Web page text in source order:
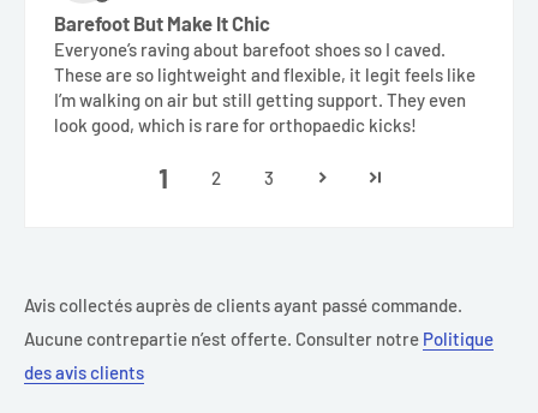
Barefoot But Make It Chic
Everyone’s raving about barefoot shoes so I caved.
These are so lightweight and flexible, it legit feels like
I’m walking on air but still getting support. They even
look good, which is rare for orthopaedic kicks!
1 2 3
Avis collectés auprès de clients ayant passé commande.
Aucune contrepartie n’est offerte. Consulter notre Politique
des avis clients